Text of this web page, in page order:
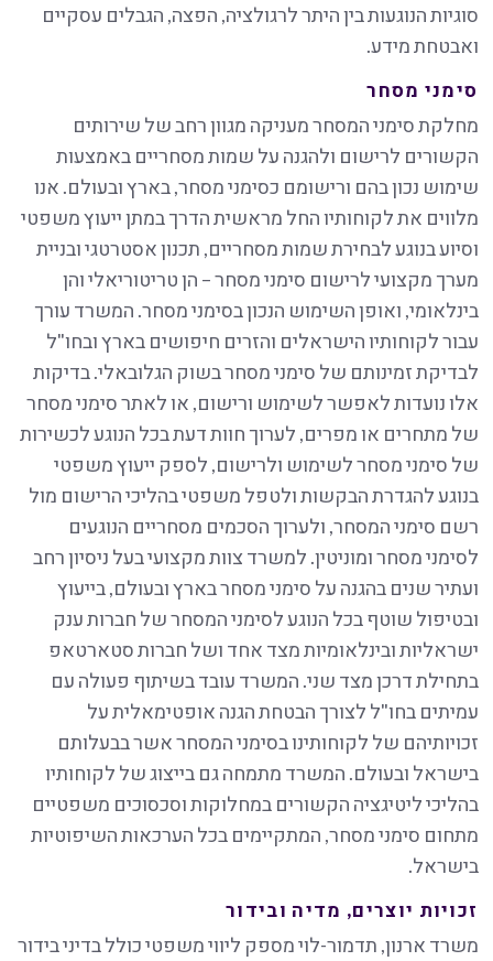
סוגיות הנוגעות בין היתר לרגולציה, הפצה, הגבלים עסקיים
ואבטחת מידע.
סימני מסחר
מחלקת סימני המסחר מעניקה מגוון רחב של שירותים
הקשורים לרישום ולהגנה על שמות מסחריים באמצעות
שימוש נכון בהם ורישומם כסימני מסחר, בארץ ובעולם. אנו
מלווים את לקוחותיו החל מראשית הדרך במתן ייעוץ משפטי
וסיוע בנוגע לבחירת שמות מסחריים, תכנון אסטרטגי ובניית
מערך מקצועי לרישום סימני מסחר – הן טריטוריאלי והן
בינלאומי, ואופן השימוש הנכון בסימני מסחר. המשרד עורך
עבור לקוחותיו הישראלים והזרים חיפושים בארץ ובחו"ל
לבדיקת זמינותם של סימני מסחר בשוק הגלובאלי. בדיקות
אלו נועדות לאפשר לשימוש ורישום, או לאתר סימני מסחר
של מתחרים או מפרים, לערוך חוות דעת בכל הנוגע לכשירות
של סימני מסחר לשימוש ולרישום, לספק ייעוץ משפטי
בנוגע להגדרת הבקשות ולטפל משפטי בהליכי הרישום מול
רשם סימני המסחר, ולערוך הסכמים מסחריים הנוגעים
לסימני מסחר ומוניטין. למשרד צוות מקצועי בעל ניסיון רחב
ועתיר שנים בהגנה על סימני מסחר בארץ ובעולם, בייעוץ
ובטיפול שוטף בכל הנוגע לסימני המסחר של חברות ענק
ישראליות ובינלאומיות מצד אחד ושל חברות סטארטאפ
בתחילת דרכן מצד שני. המשרד עובד בשיתוף פעולה עם
עמיתים בחו"ל לצורך הבטחת הגנה אופטימאלית על
זכויותיהם של לקוחותינו בסימני המסחר אשר בבעלותם
בישראל ובעולם. המשרד מתמחה גם בייצוג של לקוחותיו
בהליכי ליטיגציה הקשורים במחלוקות וסכסוכים משפטיים
מתחום סימני מסחר, המתקיימים בכל הערכאות השיפוטיות
בישראל.
זכויות יוצרים, מדיה ובידור
משרד ארנון, תדמור-לוי מספק ליווי משפטי כולל בדיני בידור